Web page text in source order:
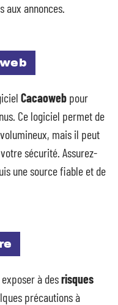
aux annonces.
Cacaoweb pour
Ce logiciel permet de
mais il peut
sécurité. Assurez-
une source fiable et de
à desrisques
précautions à